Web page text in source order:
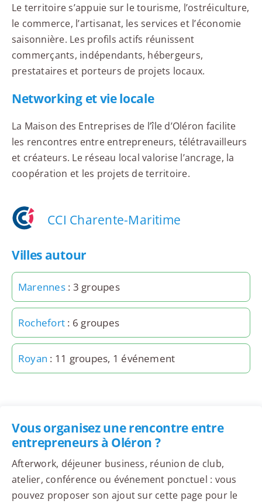
Le territoire s’appuie sur le tourisme, l’ostréiculture,
le commerce, l’artisanat, les services et l’économie
saisonnière. Les profils actifs réunissent
commerçants, indépendants, hébergeurs,
prestataires et porteurs de projets locaux.
Networking et vie locale
La Maison des Entreprises de l’île d’Oléron facilite
les rencontres entre entrepreneurs, télétravailleurs
et créateurs. Le réseau local valorise l’ancrage, la
coopération et les projets de territoire.
CCI Charente-Maritime
Villes autour
Marennes: 3 groupes
Rochefort : 6 groupes
Royan : 11 groupes, 1 événement
Vous organisez une rencontre entre
entrepreneurs à Oléron ?
Afterwork, déjeuner business, réunion de club,
atelier, conférence ou événement ponctuel : vous
pouvez proposer son ajout sur cette page pour le